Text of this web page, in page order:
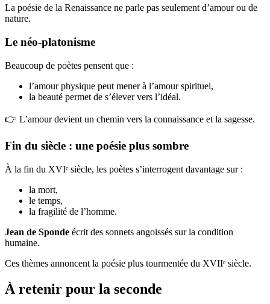
La poésie de la Renaissance ne parle pas seulement d’amour ou de
nature.
Le néo-platonisme
Beaucoup de poètes pensent que :
l’amour physique peut mener à l’amour spirituel,
la beauté permet de s’élever vers l’idéal.
👉 L’amour devient un chemin vers la connaissance et la sagesse.
Fin du siècle : une poésie plus sombre
À la fin du XVIᵉ siècle, les poètes s’interrogent davantage sur :
la mort,
le temps,
la fragilité de l’homme.
Jean de Sponde écrit des sonnets angoissés sur la condition
humaine.
Ces thèmes annoncent la poésie plus tourmentée du XVIIᵉ siècle.
À retenir pour la seconde